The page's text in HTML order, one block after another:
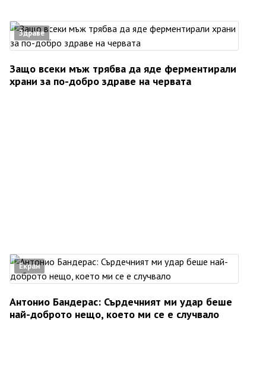
Здраве
Защо всеки мъж трябва да яде ферментирали
храни за по-добро здраве на червата
Екран
Антонио Бандерас: Сърдечният ми удар беше
най-доброто нещо, което ми се е случвало